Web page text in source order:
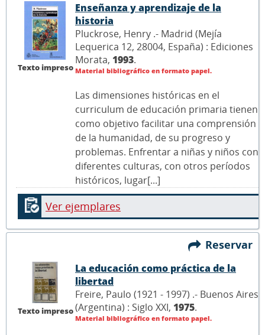
Texto impreso
Enseñanza y aprendizaje de la
historia
Pluckrose, Henry .- Madrid (Mejía
Lequerica 12, 28004, España) : Ediciones
Morata, 1993.
Material bibliográfico en formato papel.
Las dimensiones históricas en el
curriculum de educación primaria tienen
como objetivo facilitar una comprensión
de la humanidad, de su progreso y
problemas. Enfrentar a niñas y niños con
diferentes culturas, con otros períodos
históricos, lugar[...]
Ver ejemplares
Reservar
Texto impreso
La educación como práctica de la
libertad
Freire, Paulo (1921 - 1997) .- Buenos Aires
(Argentina) : Siglo XXI, 1975.
Material bibliográfico en formato papel.